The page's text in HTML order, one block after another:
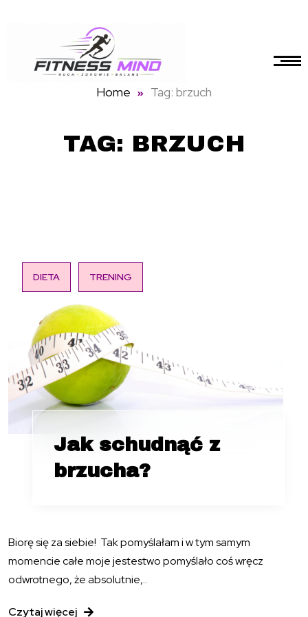
Home Tag: brzuch
TAG: BRZUCH
DIETA TRENING
Jak schudnąć z
brzucha?
Biorę się za siebie! Tak pomyślałam i w tym samym
momencie całe moje jestestwo pomyślało coś wręcz
odwrotnego, że absolutnie,..
Czytaj więcej